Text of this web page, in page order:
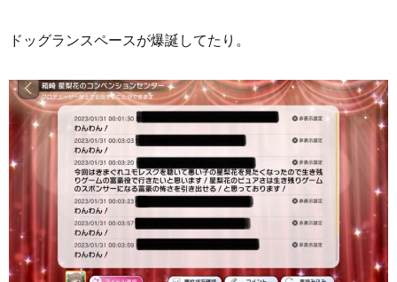
ドッグランスペースが爆誕してたり。